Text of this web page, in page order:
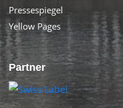
Pressespiegel
Yellow Pages
Partner